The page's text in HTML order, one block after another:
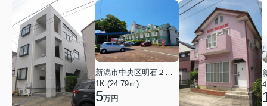
新潟市中央区明石２丁目
1K (24.79㎡)
5万円